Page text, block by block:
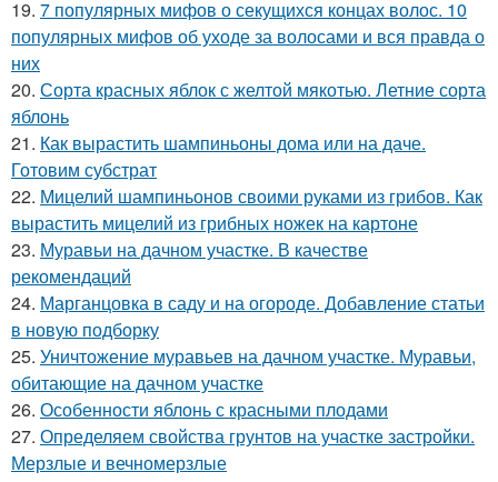
19. 7 популярных мифов о секущихся концах волос. 10
популярных мифов об уходе за волосами и вся правда о
них
20. Сорта красных яблок с желтой мякотью. Летние сорта
яблонь
21. Как вырастить шампиньоны дома или на даче.
Готовим субстрат
22. Мицелий шампиньонов своими руками из грибов. Как
вырастить мицелий из грибных ножек на картоне
23. Муравьи на дачном участке. В качестве
рекомендаций
24. Марганцовка в саду и на огороде. Добавление статьи
в новую подборку
25. Уничтожение муравьев на дачном участке. Муравьи,
обитающие на дачном участке
26. Особенности яблонь с красными плодами
27. Определяем свойства грунтов на участке застройки.
Мерзлые и вечномерзлые